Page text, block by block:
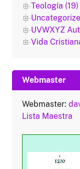
Teología (19)
UVWXYZ
Vida
Webmaster
Webmaster:
Lista Maestra